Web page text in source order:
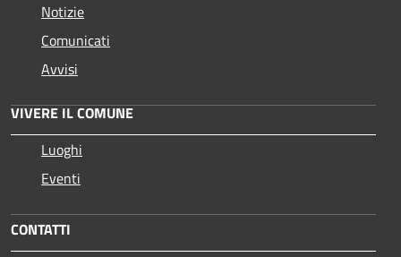
Notizie
Comunicati
Avvisi
VIVERE IL COMUNE
Luoghi
Eventi
CONTATTI